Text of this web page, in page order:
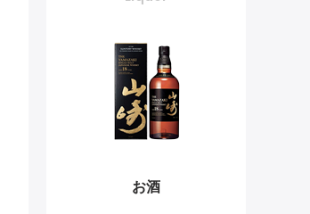
お酒